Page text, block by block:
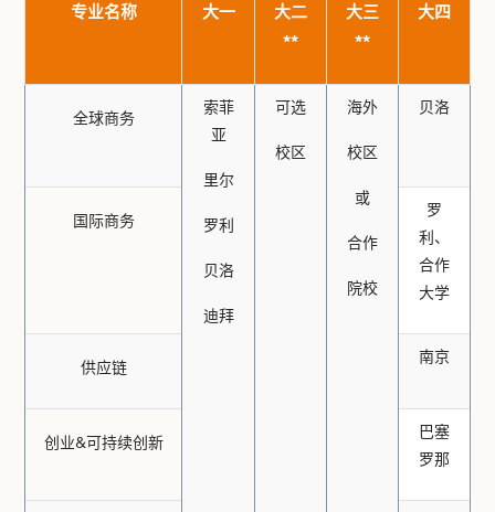
专业名称 大一
大二
**
大三
**
大四
全球商务
索菲
亚
里尔
罗利
贝洛
迪拜
可选
校区
海外
校区
或
合作
院校
贝洛
国际商务
罗
利、
合作
大学
供应链
南京
创业&可持续创新
巴塞
罗那